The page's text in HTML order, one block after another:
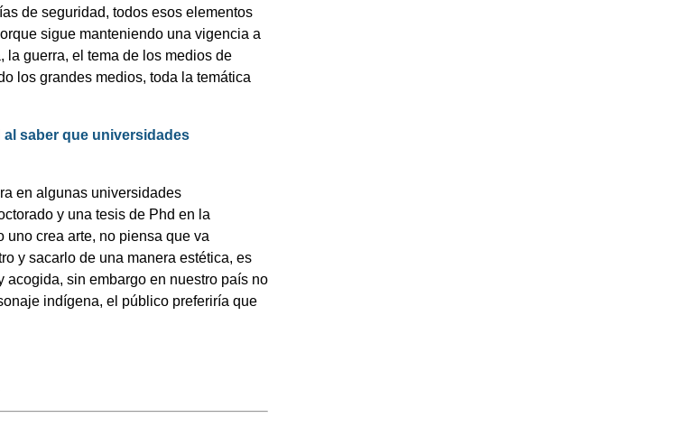
de seguridad, todos esos elementos
sigue manteniendo una vigencia a
la guerra, el tema de los medios de
los grandes medios, toda la temática
saber que universidades
en algunas universidades
y una tesis de Phd en la
uno crea arte, no piensa que va
y sacarlo de una manera estética, es
acogida, sin embargo en nuestro país no
indígena, el público preferiría que